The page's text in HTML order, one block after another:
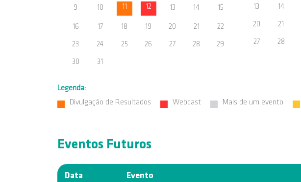
9 10 11 12 13 14 15
16 17 18 19 20 21 22
23 24 25 26 27 28 29
30 31
13 14
20 21
27 28
Legenda:
Divulgação de Resultados
Webcast Mais de um evento
Eventos Futuros
Data Evento